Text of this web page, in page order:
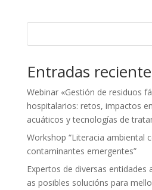
Entradas
Webinar «Gestión de residuos
hospitalarios: retos, impactos
acuáticos y tecnologías de
Workshop “Literacia ambiental
contaminantes emergentes”
Expertos de diversas entidades
as posibles solucións para